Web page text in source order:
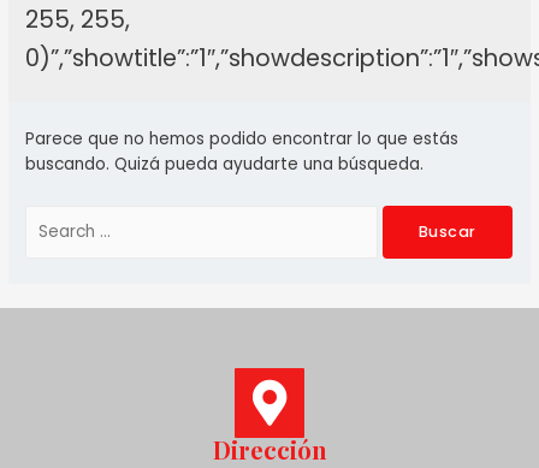
255, 255,
Parece que no hemos podido encontrar lo que estás
buscando. Quizá pueda ayudarte una búsqueda.
Dirección